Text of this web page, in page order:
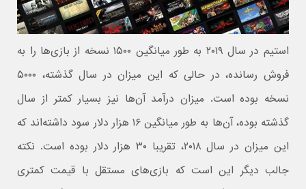
استیم در سال ۲۰۱۹ به طور میانگین ۱۵۰۰ نسخه از بازی‌ها را به
فروش رسانده، در حالی که این میزان در سال گذشته، ۵۰۰۰
نسخه بوده است. میزان درآمد آن‌ها نیز بسیار کمتر از سال
گذشته بوده، آن‌ها به طور میانگین ۱۶ هزار دلار سود داشته‌اند که
این میزان در سال ۲۰۱۸، تقریبا ۳۰ هزار دلار بوده است. نکته
جالب دیگر این است که بازی‌های مستقل با قیمت کمتری